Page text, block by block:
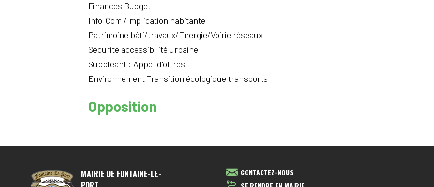
Finances Budget
Info-Com /Implication habitante
Patrimoine bâti/travaux/Energie/Voirie réseaux
Sécurité accessibilité urbaine
Suppléant : Appel d'offres
Environnement Transition écologique transports
Opposition
MAIRIE DE FONTAINE-LE-
CONTACTEZ-NOUS